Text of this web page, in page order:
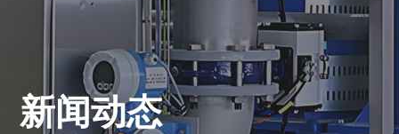
新闻动态